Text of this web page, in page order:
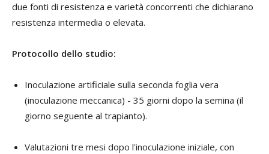
due fonti di resistenza e varietà concorrenti che dichiarano
resistenza intermedia o elevata.
Protocollo dello studio:
Inoculazione artificiale sulla seconda foglia vera
(inoculazione meccanica) - 35 giorni dopo la semina (il
giorno seguente al trapianto).
Valutazioni tre mesi dopo l'inoculazione iniziale, con